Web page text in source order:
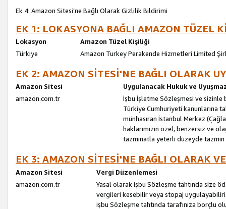
Ek 4: Amazon Sitesi’ne Bağlı Olarak Gizlilik Bildirimi
EK 1: LOKASYONA BAĞLI AMAZON TÜZEL
Lokasyon
Amazon Tüzel Kişiliği
Türkiye
Amazon Turkey Perakende Hizmetleri Limited
EK 2: AMAZON SİTESİ'NE BAĞLI OLARAK
Amazon Sitesi
Uygulanacak Hukuk ve
amazon.com.tr
İşbu İşletme Sözleşmesi ve sizinle
Türkiye Cumhuriyeti kanunlarına
münhasıran İstanbul Merkez
haklarımızın özel, benzersiz ve
tazminatla yeterli düzeyde
EK 3: AMAZON SİTESİ'NE BAĞLI OLARAK
Amazon Sitesi
Vergi Düzenlemesi
amazon.com.tr
Yasal olarak işbu Sözleşme tahtında size
vergileri kesebilir veya stopaj
işbu Sözleşme tahtında tarafınıza borçlu